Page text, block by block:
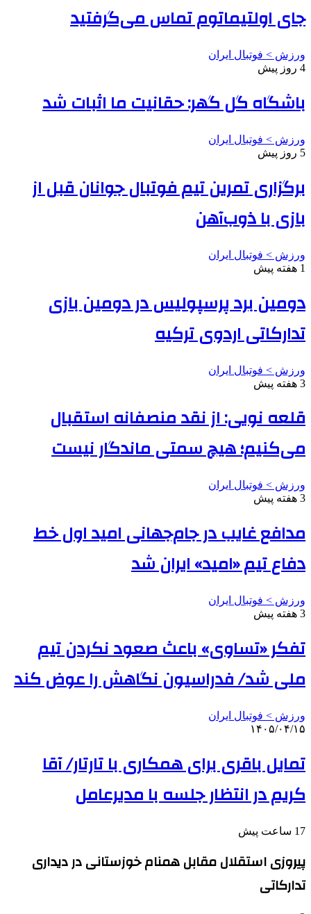
جای اولتیماتوم تماس می‌گرفتید
ورزش > فوتبال ایران
4 روز پیش
باشگاه گل گهر: حقانیت ما اثبات شد
ورزش > فوتبال ایران
5 روز پیش
برگزاری تمرین تیم فوتبال جوانان قبل از
بازی با ذوب‌آهن
ورزش > فوتبال ایران
1 هفته پیش
دومین برد پرسپولیس در دومین بازی
تدارکاتی اردوی ترکیه
ورزش > فوتبال ایران
3 هفته پیش
قلعه نویی: از نقد منصفانه استقبال
می‌کنیم؛ هیچ سمتی ماندگار نیست
ورزش > فوتبال ایران
3 هفته پیش
مدافع غایب در جام‌جهانی امید اول خط
دفاع تیم «امید» ایران شد
ورزش > فوتبال ایران
3 هفته پیش
تفکر «تساوی» باعث صعود نکردن تیم
ملی شد/ فدراسیون نگاهش را عوض کند
ورزش > فوتبال ایران
۱۴۰۵/۰۴/۱۵
تمایل باقری برای همکاری با تارتار/ آقا
کریم در انتظار جلسه با مدیرعامل
17 ساعت پیش
پیروزی استقلال مقابل همنام خوزستانی در دیداری
تدارکاتی